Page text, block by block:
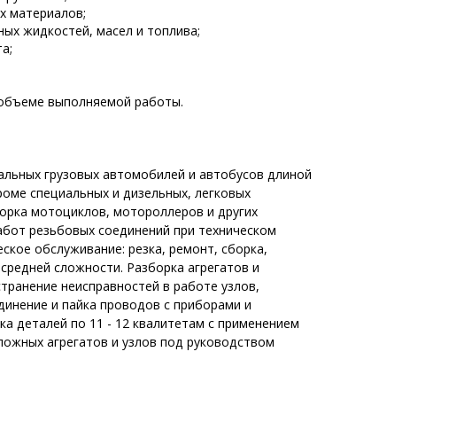
материалов;
жидкостей, масел и топлива;
выполняемой работы.
грузовых автомобилей и автобусов длиной
специальных и дизельных, легковых
мотоциклов, мотороллеров и других
резьбовых соединений при техническом
обслуживание: резка, ремонт, сборка,
сложности. Разборка агрегатов и
неисправностей в работе узлов,
и пайка проводов с приборами и
деталей по 11 - 12 квалитетам с применением
агрегатов и узлов под руководством